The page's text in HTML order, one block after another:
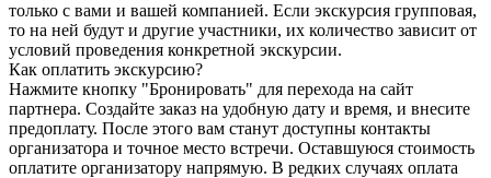
только с вами и вашей компанией. Если экскурсия групповая,
то на ней будут и другие участники, их количество зависит от
условий проведения конкретной экскурсии.
Как оплатить экскурсию?
Нажмите кнопку "Бронировать" для перехода на сайт
партнера. Создайте заказ на удобную дату и время, и внесите
предоплату. После этого вам станут доступны контакты
организатора и точное место встречи. Оставшуюся стоимость
оплатите организатору напрямую. В редких случаях оплата